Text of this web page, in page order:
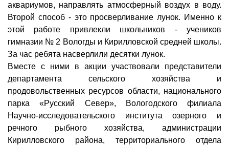
аквариумов, направлять атмосферный воздух в воду.
Второй способ - это просверливание лунок. Именно к
этой работе привлекли школьников - учеников
гимназии № 2 Вологды и Кирилловской средней школы.
За час ребята насверлили десятки лунок.
Вместе с ними в акции участвовали представители
департамента сельского хозяйства и
продовольственных ресурсов области, национального
парка «Русский Север», Вологодского филиала
Научно-исследовательского института озерного и
речного рыбного хозяйства, администрации
Кирилловского района, территориального отдела